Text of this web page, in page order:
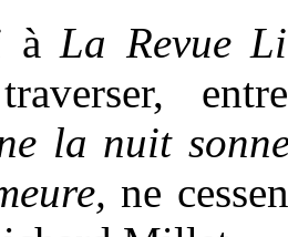
àLa Revue
la nuit
ne